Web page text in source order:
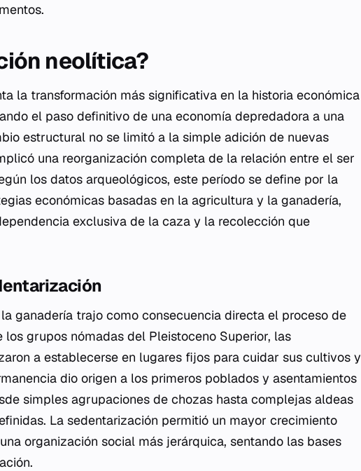
neolítica?
la transformación más significativa en la historia económica
el paso definitivo de una economía depredadora a una
estructural no se limitó a la simple adición de nuevas
una reorganización completa de la relación entre el ser
los datos arqueológicos, este período se define por la
económicas basadas en la agricultura y la ganadería,
exclusiva de la caza y la recolección que
ganadería trajo como consecuencia directa el proceso de
grupos nómadas del Pleistoceno Superior, las
a establecerse en lugares fijos para cuidar sus cultivos y
dio origen a los primeros poblados y asentamientos
simples agrupaciones de chozas hasta complejas aldeas
La sedentarización permitió un mayor crecimiento
organización social más jerárquica, sentando las bases